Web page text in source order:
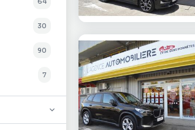
30
90
7